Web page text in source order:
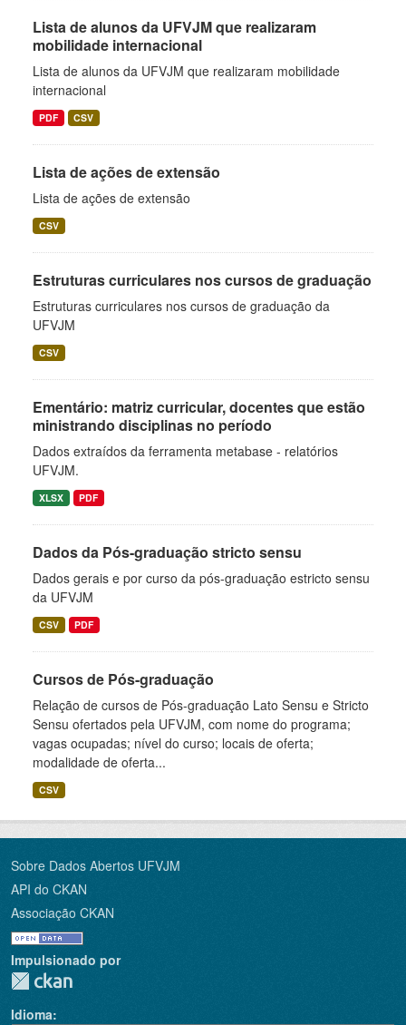
Lista de alunos da UFVJM que realizaram
mobilidade internacional
Lista de alunos da UFVJM que realizaram mobilidade
internacional
PDF CSV
Lista de ações de extensão
Lista de ações de extensão
CSV
Estruturas curriculares nos cursos de graduação
Estruturas curriculares nos cursos de graduação da
UFVJM
CSV
Ementário: matriz curricular, docentes que estão
ministrando disciplinas no período
Dados extraídos da ferramenta metabase - relatórios
UFVJM.
XLSX PDF
Dados da Pós-graduação stricto sensu
Dados gerais e por curso da pós-graduação estricto sensu
da UFVJM
CSV PDF
Cursos de Pós-graduação
Relação de cursos de Pós-graduação Lato Sensu e Stricto
Sensu ofertados pela UFVJM, com nome do programa;
vagas ocupadas; nível do curso; locais de oferta;
modalidade de oferta...
CSV
Sobre Dados Abertos UFVJM
API do CKAN
Associação CKAN
Impulsionado por
Idioma